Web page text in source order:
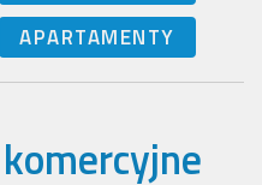
APARTAMENTY